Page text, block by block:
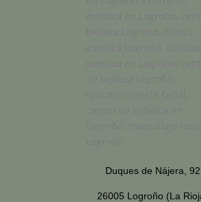
Duques de Nájera, 92
26005 Logroño (La